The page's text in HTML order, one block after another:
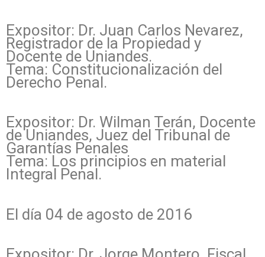
Expositor: Dr. Juan Carlos Nevarez,
Registrador de la Propiedad y
Docente de Uniandes.
Tema: Constitucionalización del
Derecho Penal.
Expositor: Dr. Wilman Terán, Docente
de Uniandes, Juez del Tribunal de
Garantías Penales
Tema: Los principios en material
Integral Penal.
El día 04 de agosto de 2016